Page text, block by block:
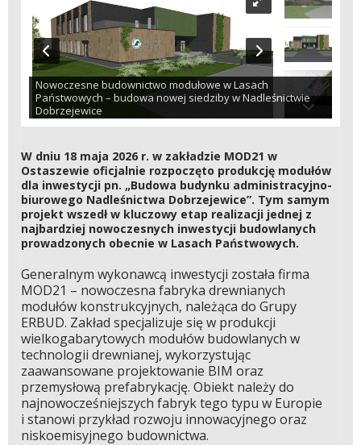
Nowoczesne budownictwo modułowe w Lasach
Państwowych – budowa nowej siedziby w Nadleśnictwie
Dobrzejewice
W dniu 18 maja 2026 r. w zakładzie MOD21 w
Ostaszewie oficjalnie rozpoczęto produkcję modułów
dla inwestycji pn. „Budowa budynku administracyjno-
biurowego Nadleśnictwa Dobrzejewice”. Tym samym
projekt wszedł w kluczowy etap realizacji jednej z
najbardziej nowoczesnych inwestycji budowlanych
prowadzonych obecnie w Lasach Państwowych.
Generalnym wykonawcą inwestycji została firma
MOD21 – nowoczesna fabryka drewnianych
modułów konstrukcyjnych, należąca do Grupy
ERBUD. Zakład specjalizuje się w produkcji
wielkogabarytowych modułów budowlanych w
technologii drewnianej, wykorzystując
zaawansowane projektowanie BIM oraz
przemysłową prefabrykację. Obiekt należy do
najnowocześniejszych fabryk tego typu w Europie
i stanowi przykład rozwoju innowacyjnego oraz
niskoemisyjnego budownictwa.